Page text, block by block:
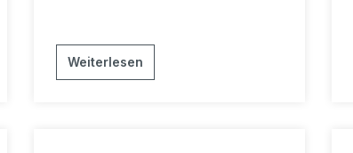
Weiterlesen